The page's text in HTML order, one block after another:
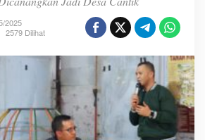
2025
2579 Dilihat